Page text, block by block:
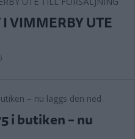
VIMMERBY UTE
i butiken – nu